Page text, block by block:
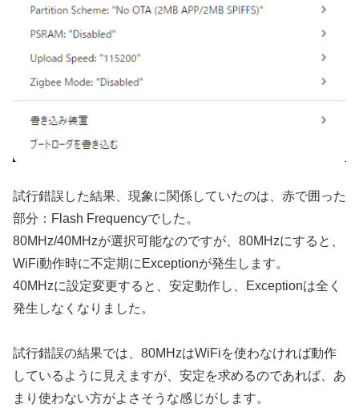
試行錯誤した結果、現象に関係していたのは、赤で囲った
部分：Flash Frequencyでした。
80MHz/40MHzが選択可能なのですが、80MHzにすると、
WiFi動作時に不定期にExceptionが発生します。
40MHzに設定変更すると、安定動作し、Exceptionは全く
発生しなくなりました。
試行錯誤の結果では、80MHzはWiFiを使わなければ動作
しているように見えますが、安定を求めるのであれば、あ
まり使わない方がよさそうな感じがします。